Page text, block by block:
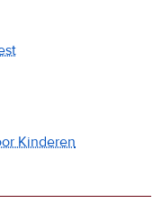
Kinderen